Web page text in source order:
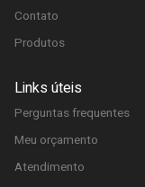
Contato
Produtos
Links úteis
Perguntas frequentes
Meu orçamento
Atendimento